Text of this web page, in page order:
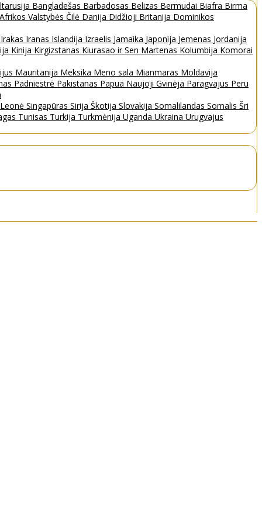
Bangladešas Barbadosas Belizas Bermudai Biafra Birma
Valstybės Čilė Danija Didžioji Britanija Dominikos
Irakas Iranas Islandija Izraelis Jamaika Japonija Jemenas Jordanija
Kinija Kirgizstanas Kiurasao ir Sen Martenas Kolumbija Komorai
Mauritanija Meksika Meno sala Mianmaras Moldavija
Padniestrė Pakistanas Papua Naujoji Gvinėja Paragvajus Peru
Singapūras Sirija Škotija Slovakija Somalilandas Somalis Šri
Tunisas Turkija Turkmėnija Uganda Ukraina Urugvajus